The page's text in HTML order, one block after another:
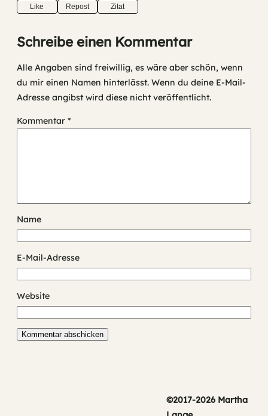
Like Repost Zitat
Schreibe einen Kommentar
Alle Angaben sind freiwillig, es wäre aber schön, wenn
du mir einen Namen hinterlässt. Wenn du deine E-Mail-
Adresse angibst wird diese nicht veröffentlicht.
Kommentar *
Name
E-Mail-Adresse
Website
©2017-2026 Martha